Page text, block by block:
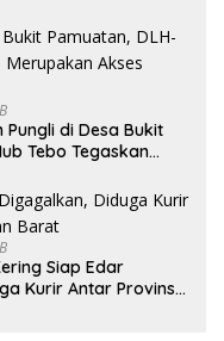
Pungli di Desa Bukit
Tebo Tegaskan
Siap Edar
Kurir Antar Provinsi